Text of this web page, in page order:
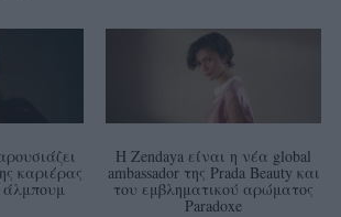
καριέρας
άλμπουμ
Η Zendaya είναι η νέα global
ambassador της Prada Beauty και
του εμβληματικού αρώματος
Paradoxe